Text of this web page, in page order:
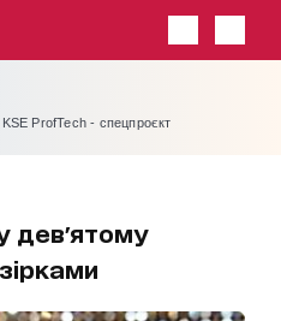
ProfTech - спецпроєкт
дев'ятому